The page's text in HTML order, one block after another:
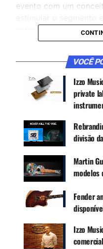
evento com um
experiências”,
grupo Izzo Musical,
CONTINUE ACOMPANHANDO
Receba novas
WhatsApp e no
Seguindo a proposta
Kalani ukuleles –
experiências para o
VOCÊ
Izzo
private
divisão
Martin
modelos
Fender
Izzo
comercial